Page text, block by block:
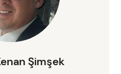
Şimşek